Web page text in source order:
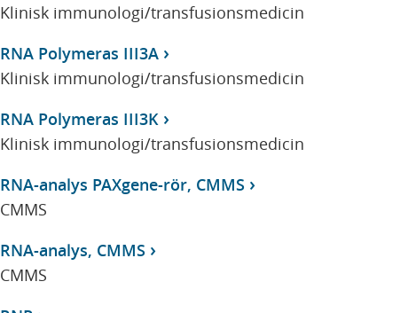
Klinisk immunologi/transfusionsmedicin
RNA Polymeras III3A
Klinisk immunologi/transfusionsmedicin
RNA Polymeras III3K
Klinisk immunologi/transfusionsmedicin
RNA-analys PAXgene-rör, CMMS
CMMS
RNA-analys, CMMS
CMMS